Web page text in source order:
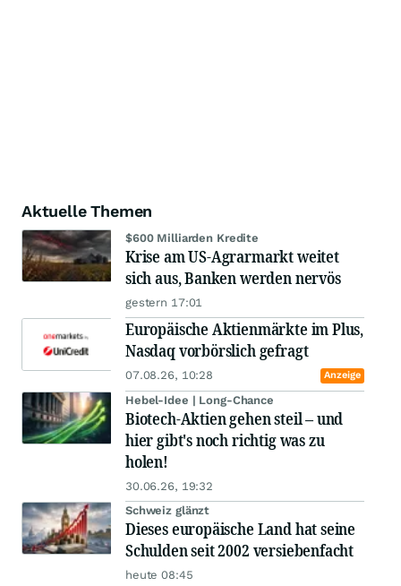
Aktuelle Themen
$600 Milliarden Kredite
Krise am US-Agrarmarkt weitet
sich aus, Banken werden nervös
gestern 17:01
Europäische Aktienmärkte im Plus,
Nasdaq vorbörslich gefragt
07.08.26, 10:28 Anzeige
Hebel-Idee | Long-Chance
Biotech-Aktien gehen steil – und
hier gibt's noch richtig was zu
holen!
30.06.26, 19:32
Schweiz glänzt
Dieses europäische Land hat seine
Schulden seit 2002 versiebenfacht
heute 08:45